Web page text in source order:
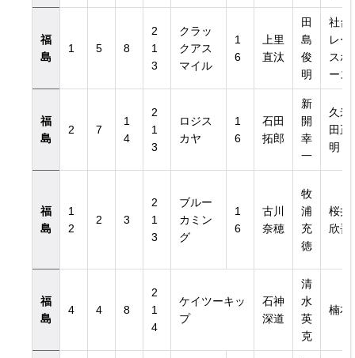
福
島
1 5 8
2
1
3
クラッ
クアス
マイル
1
6
上里
直汰
田
島
俊
明
社台
レー
スホ
ース
福
島
2 7
1
4
2
1
3
ロジス
カヤ
1
6
石田
拓郎
新
開
幸
一
久米
田正
明
福
島
1
2
2 3
2
1
3
ブルー
カミン
グ
1
6
古川
奈穂
牧
浦
充
徳
桜井
欣吾
福
島
4 4 8
2
1
4
ケイツーキッ
プ
石神
深道
清
水
英
克
楠本